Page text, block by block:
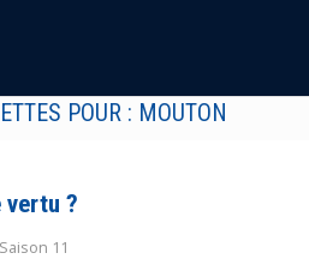
POUR : MOUTON
vertu ?
Saison 11